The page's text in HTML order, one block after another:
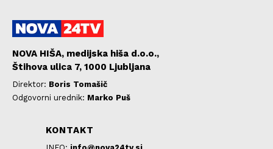
NOVA HIŠA, medijska hiša d.o.o.,
Štihova ulica 7, 1000 Ljubljana
Direktor: Boris Tomašič
Odgovorni urednik: Marko Puš
KONTAKT